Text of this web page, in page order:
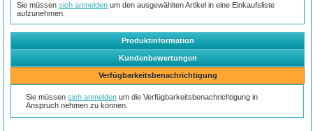
Sie müssensich anmelden um den ausgewählten Artikel in eine Einkaufsliste
aufzunehmen.
Produktinformation
Kundenbewertungen
Verfügbarkeitsbenachrichtigung
Sie müssensich anmelden um die Verfügbarkeitsbenachrichtigung in
Anspruch nehmen zu können.